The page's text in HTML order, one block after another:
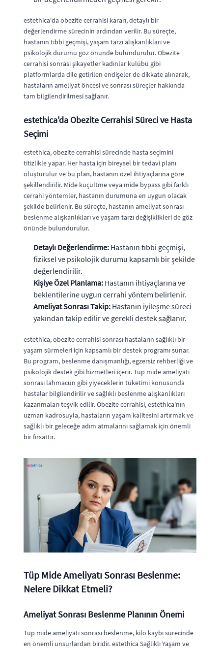
estethica'da obezite cerrahisi kararı, detaylı bir
değerlendirme sürecinin ardından verilir. Bu süreçte,
hastanın tıbbi geçmişi, yaşam tarzı alışkanlıkları ve
psikolojik durumu göz önünde bulundurulur. Obezite
cerrahisi sonrası şikayetler kadınlar kulübü gibi
platformlarda dile getirilen endişeler de dikkate alınarak,
hastaların ameliyat öncesi ve sonrası süreçler hakkında
tam bilgilendirilmesi sağlanır.
estethica'da Obezite Cerrahisi Süreci ve Hasta
Seçimi
estethica, obezite cerrahisi sürecinde hasta seçimini
titizlikle yapar. Her hasta için bireysel bir tedavi planı
oluşturulur ve bu plan, hastanın özel ihtiyaçlarına göre
şekillendirilir. Mide küçültme veya mide bypass gibi farklı
cerrahi yöntemler, hastanın durumuna en uygun olacak
şekilde belirlenir. Bu süreçte, hastanın ameliyat sonrası
beslenme alışkanlıkları ve yaşam tarzı değişiklikleri de göz
önünde bulundurulur.
Detaylı Değerlendirme: Hastanın tıbbi geçmişi,
fiziksel ve psikolojik durumu kapsamlı bir şekilde
değerlendirilir.
Kişiye Özel Planlama: Hastanın ihtiyaçlarına ve
beklentilerine uygun cerrahi yöntem belirlenir.
Ameliyat Sonrası Takip: Hastanın iyileşme süreci
yakından takip edilir ve gerekli destek sağlanır.
estethica, obezite cerrahisi sonrası hastaların sağlıklı bir
yaşam sürmeleri için kapsamlı bir destek programı sunar.
Bu program, beslenme danışmanlığı, egzersiz rehberliği ve
psikolojik destek gibi hizmetleri içerir. Tüp mide ameliyatı
sonrası lahmacun gibi yiyeceklerin tüketimi konusunda
hastalar bilgilendirilir ve sağlıklı beslenme alışkanlıkları
kazanmaları teşvik edilir. Obezite cerrahisi, estethica'nın
uzman kadrosuyla, hastaların yaşam kalitesini artırmak ve
sağlıklı bir geleceğe adım atmalarını sağlamak için önemli
bir fırsattır.
Tüp Mide Ameliyatı Sonrası Beslenme:
Nelere Dikkat Etmeli?
Ameliyat Sonrası Beslenme Planının Önemi
Tüp mide ameliyatı sonrası beslenme, kilo kaybı sürecinde
en önemli unsurlardan biridir. estethica Sağlıklı Yaşam ve